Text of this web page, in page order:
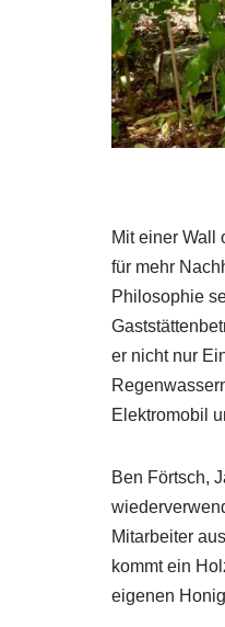
Mit einer Wall
für mehr
Philosophie
er nicht nur
Elektromobil
Ben Förtsch,
Mitarbeiter
kommt ein
eigenen